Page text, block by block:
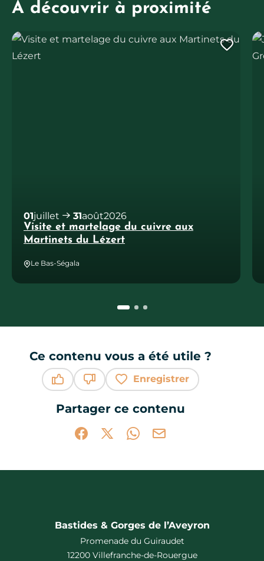
À découvrir à proximité
Visite et martelage du cuivre aux
Martinets du Lézert
01juillet 31août2026
Le Bas-Ségala
Visite et martelage du cuivre aux Martinets du Lézert
Ce contenu vous a été utile ?
Enregistrer
Partager ce contenu
Partager sur Facebook (nouvelle
Partager sur X / Twitter (nouvelle
Partager sur WhatsApp
Partager par mail
Bastides & Gorges de l’Aveyron
Promenade du Guiraudet
12200 Villefranche-de-Rouergue